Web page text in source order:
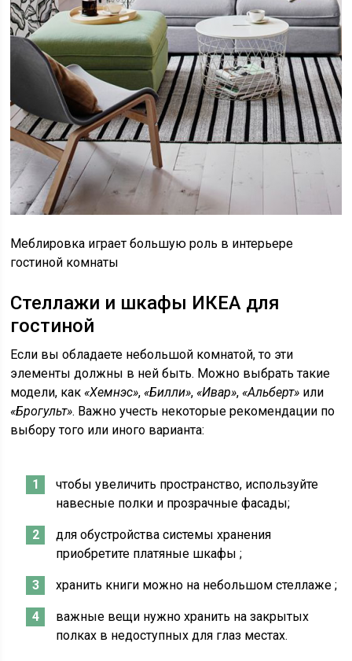
Меблировка играет большую роль в интерьере
гостиной комнаты
Стеллажи и шкафы ИКЕА для
гостиной
Если вы обладаете небольшой комнатой, то эти
элементы должны в ней быть. Можно выбрать такие
модели, как«Хемнэс»,«Билли»,«Ивар»,«Альберт» или
«Брогульт». Важно учесть некоторые рекомендации по
выбору того или иного варианта:
чтобы увеличить пространство, используйте
навесные полки и прозрачные фасады;
для обустройства системы хранения
приобретите платяные шкафы ;
хранить книги можно на небольшом стеллаже ;
важные вещи нужно хранить на закрытых
полках в недоступных для глаз местах.